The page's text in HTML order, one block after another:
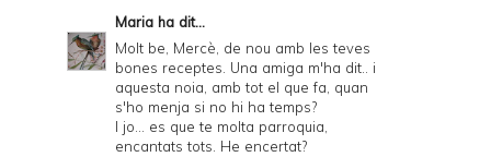
Maria ha dit...
Molt be, Mercè, de nou amb les teves
bones receptes. Una amiga m'ha dit.. i
aquesta noia, amb tot el que fa, quan
s'ho menja si no hi ha temps?
I jo... es que te molta parroquia,
encantats tots. He encertat?